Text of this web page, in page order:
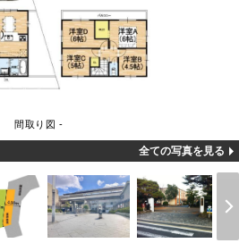
間取り図 -
全ての写真を見る